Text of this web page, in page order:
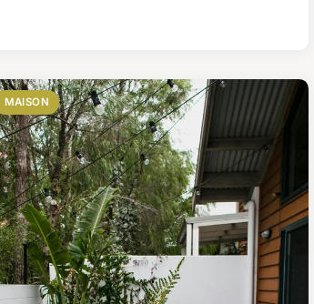
MAISON